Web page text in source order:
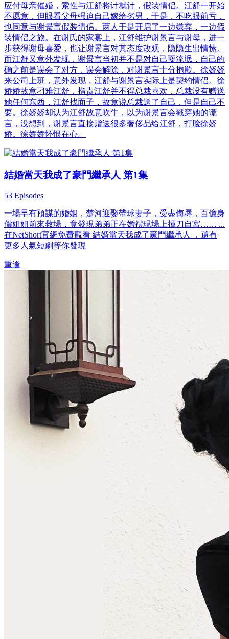
应付母亲催婚，索性与江舒将计就计，假装情侣。江舒一开始
不愿意，但眼看父母强迫自己嫁给劣男，于是，不吃眼前亏，
也同意与谢景言假装情侣。两人于是开启了一边嫌弃，一边假
装情侣之旅。在谢氏的家宴上，江舒维护谢景言与谢母，进一
步获得谢母喜爱，也让谢景言对其态度改观，隐隐生出情愫。
而江舒又意外发现，谢景言当初并不是对自己耍流氓，自己的
确之前是误会了对方，误会解除，对谢景言十分抱歉。徐娇娇
来公司上班，意外发现，江舒与谢景言实际上是契约情侣。徐
娇娇故意刁难江舒，指责江舒并不得总裁喜欢，总裁没有赠送
她任何东西，江舒找面子，故意说总裁送了自己，但是自己不
要。徐娇娇却认为江舒故意吹牛，以为谢景言会戳穿她的谎
言，没想到，谢景言直接赠送很多奢侈品给江舒，打脸徐娇
娇。徐娇娇怀恨在心。
結婚當天我成了豪門繼承人 第1集
53 Episodes
一場早有預謀的婚姻，楚河迎娶帶球妻子，受盡侮辱，百億身
價姐姐前來救場，竟發現弟弟正在婚禮現場上揮刀自宮…… ...
在NetShort官網免費觀看 結婚當天我成了豪門繼承人 ，還有
更多人氣短劇等你發現
重逢